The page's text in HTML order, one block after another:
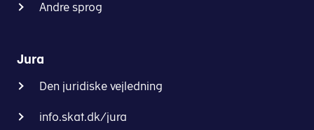
Andre sprog
Jura
Den juridiske vejledning
info.skat.dk/jura